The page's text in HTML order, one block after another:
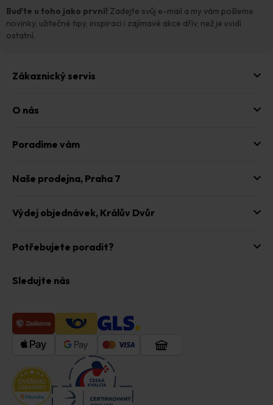
í
p
Buďte u toho jako první! Zadejte svůj e-mail a my vám pošleme
novinky, užitečné tipy, inspiraci i zajímavé akce dřív, než je uvidí
ostatní.
Zákaznický servis
O nás
Poradíme vám
Naše prodejna, Praha 7
Výdej objednávek, Králův Dvůr
Potřebujete poradit?
Sledujte nás